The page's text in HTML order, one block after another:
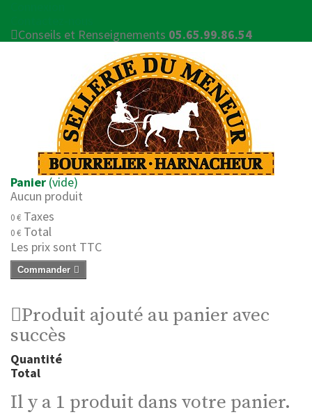
Conseils et Renseignements 05.65.99.86.54
Panier (vide)
Aucun produit
0 € Taxes
0 € Total
Les prix sont TTC
Commander
Produit ajouté au panier avec
succès
Quantité
Total
Il y a 1 produit dans votre panier.